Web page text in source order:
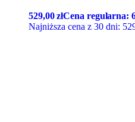
529,00złCena regularna:
Najniższa cena z 30 dni: